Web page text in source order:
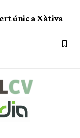
únic a Xàtiva